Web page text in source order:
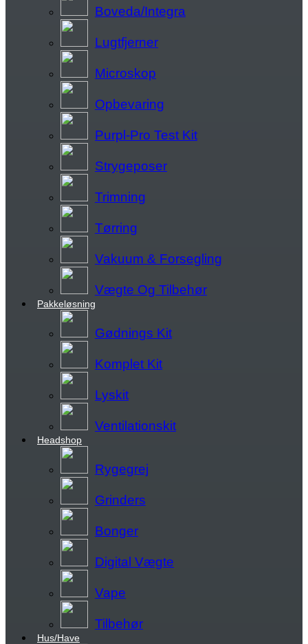
Boveda/Integra
Lugtfjerner
Microskop
Opbevaring
Purpl-Pro Test Kit
Strygeposer
Trimning
Tørring
Vakuum & Forsegling
Vægte Og Tilbehør
Pakkeløsning
Gødnings Kit
Komplet Kit
Lyskit
Ventilationskit
Headshop
Rygegrej
Grinders
Bonger
Digital Vægte
Vape
Tilbehør
Hus/Have